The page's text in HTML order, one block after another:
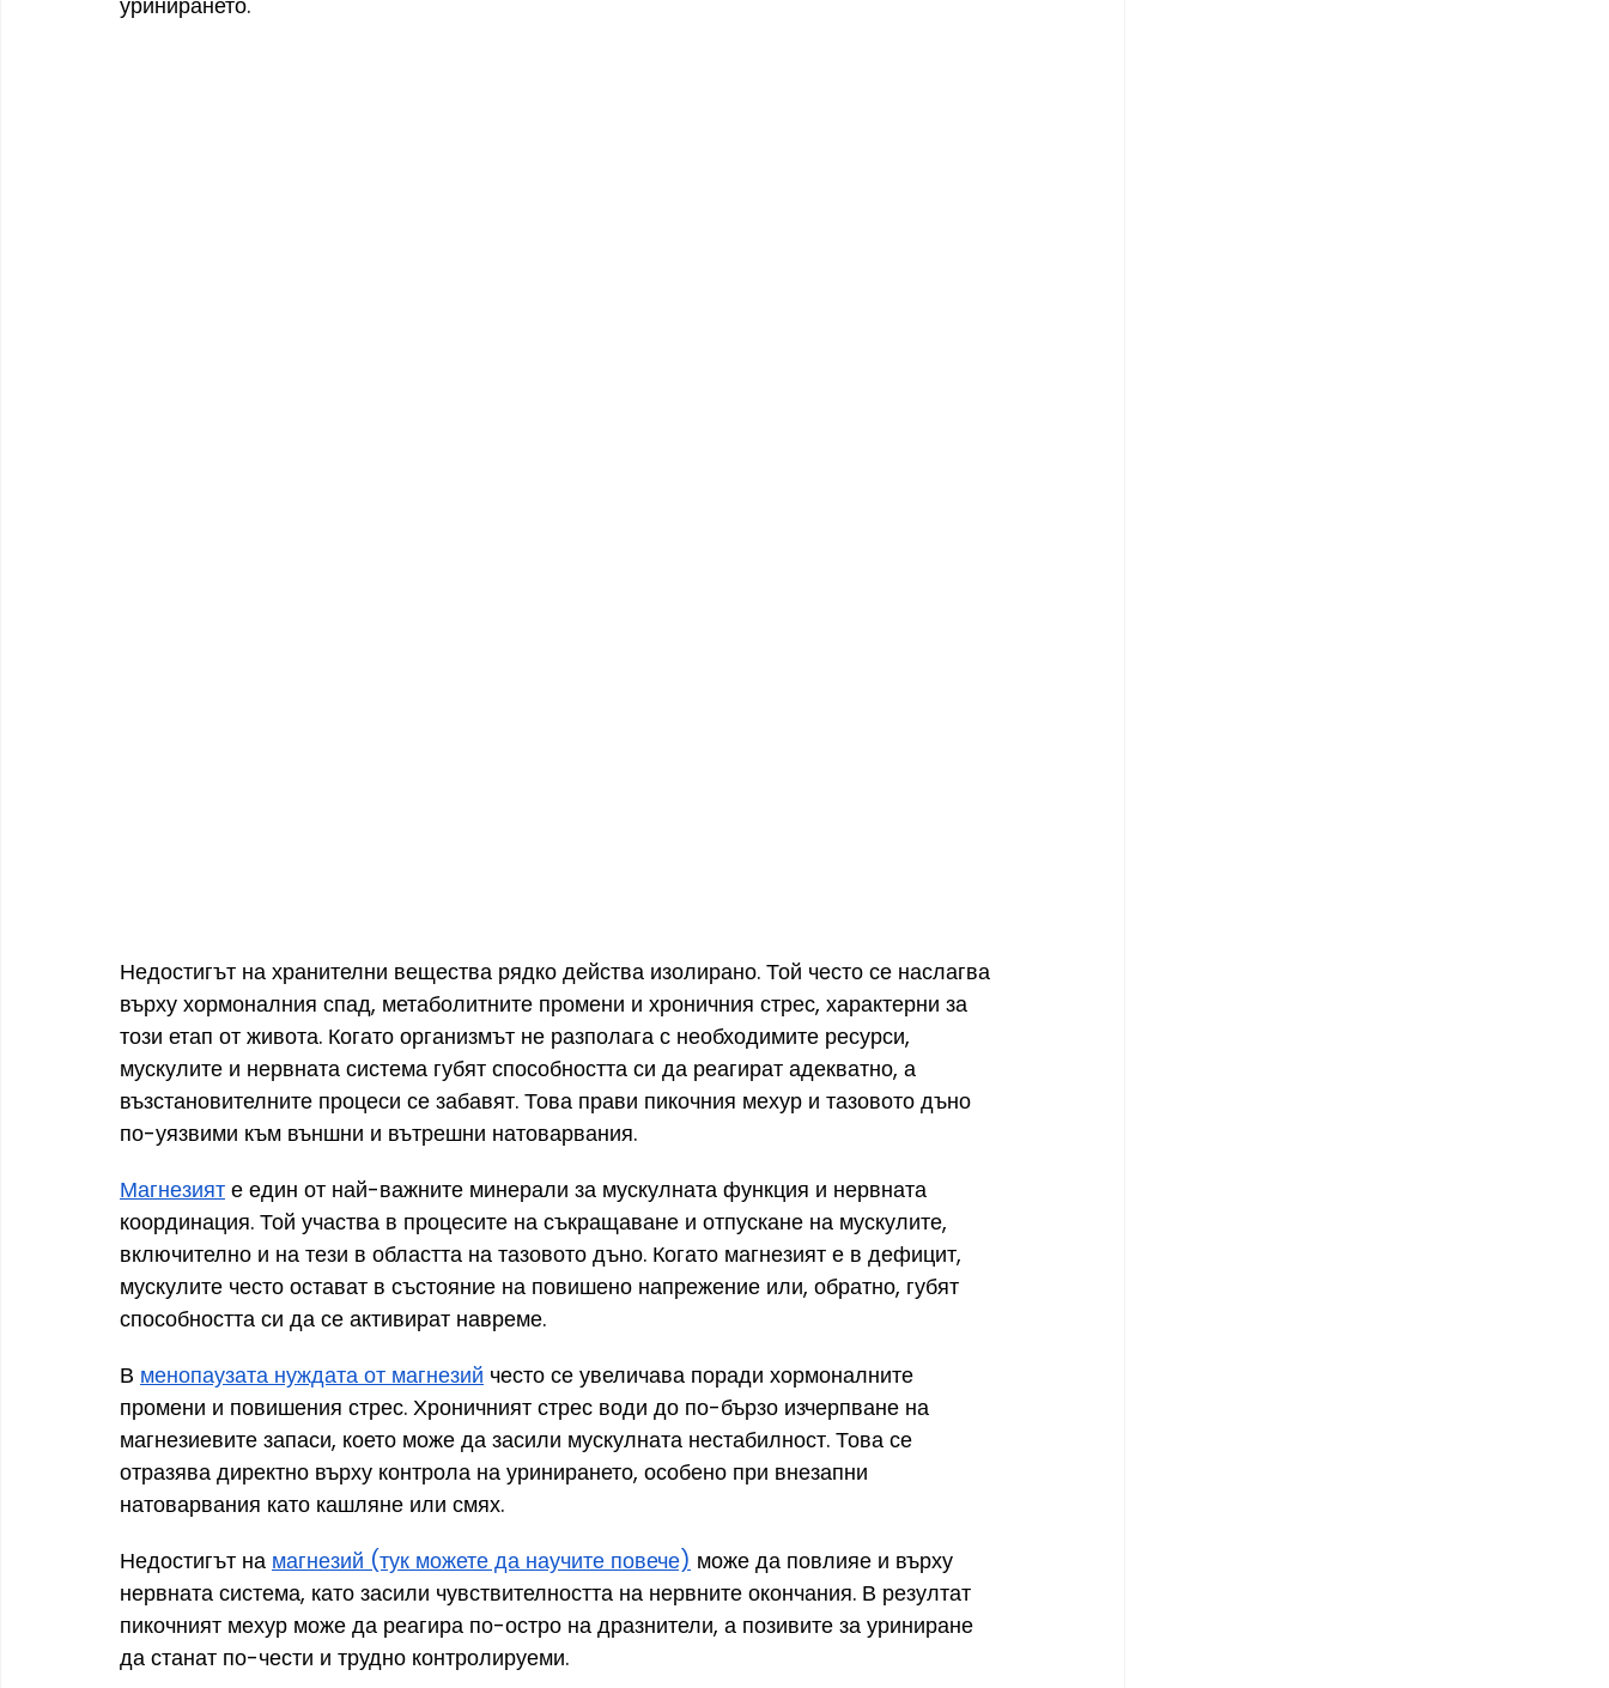
Недостигът на хранителни вещества рядко действа изолирано. Той често се наслагва
върху хормоналния спад, метаболитните промени и хроничния стрес, характерни за
този етап от живота. Когато организмът не разполага с необходимите ресурси,
мускулите и нервната система губят способността си да реагират адекватно, а
възстановителните процеси се забавят. Това прави пикочния мехур и тазовото дъно
по-уязвими към външни и вътрешни натоварвания.
Магнезият е един от най-важните минерали за мускулната функция и нервната
координация. Той участва в процесите на съкращаване и отпускане на мускулите,
включително и на тези в областта на тазовото дъно. Когато магнезият е в дефицит,
мускулите често остават в състояние на повишено напрежение или, обратно, губят
способността си да се активират навреме.
В менопаузата нуждата от магнезий често се увеличава поради хормоналните
промени и повишения стрес. Хроничният стрес води до по-бързо изчерпване на
магнезиевите запаси, което може да засили мускулната нестабилност. Това се
отразява директно върху контрола на уринирането, особено при внезапни
натоварвания като кашляне или смях.
Недостигът на магнезий (тук можете да научите повече) може да повлияе и върху
нервната система, като засили чувствителността на нервните окончания. В резултат
пикочният мехур може да реагира по-остро на дразнители, а позивите за уриниране
да станат по-чести и трудно контролируеми.